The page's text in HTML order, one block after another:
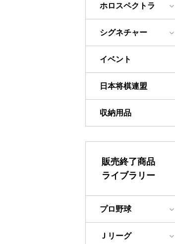
ホロスペクトラ
シグネチャー
イベント
日本将棋連盟
収納用品
販売終了商品
ライブラリー
プロ野球
Ｊリーグ